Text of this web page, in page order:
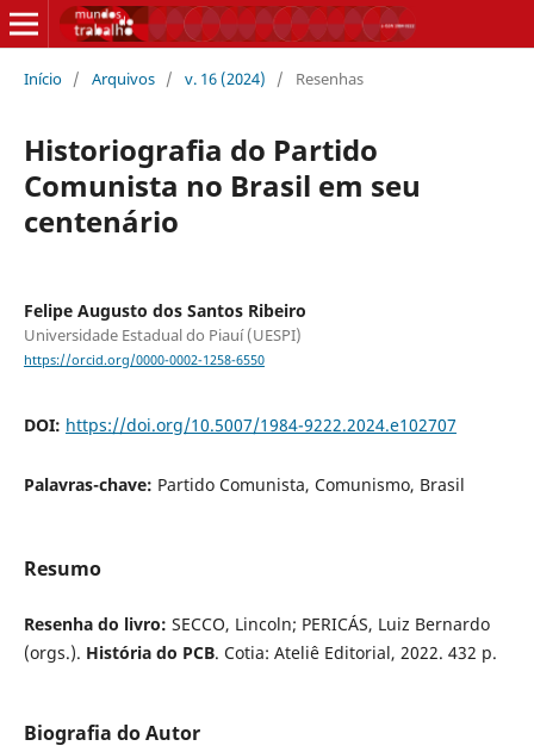
Início / Arquivos / v. 16 (2024) / Resenhas
Historiografia do Partido
Comunista no Brasil em seu
centenário
Felipe Augusto dos Santos Ribeiro
Universidade Estadual do Piauí (UESPI)
https://orcid.org/0000-0002-1258-6550
DOI: https://doi.org/10.5007/1984-9222.2024.e102707
Palavras-chave: Partido Comunista, Comunismo, Brasil
Resumo
Resenha do livro: SECCO, Lincoln; PERICÁS, Luiz Bernardo
(orgs.). História do PCB. Cotia: Ateliê Editorial, 2022. 432 p.
Biografia do Autor